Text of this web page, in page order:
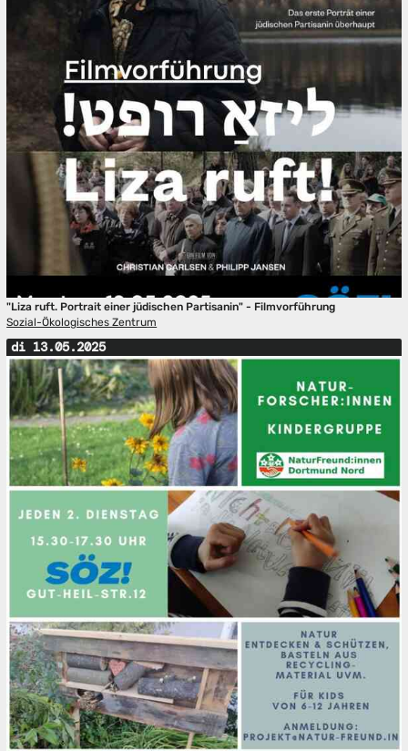
"Liza ruft. Portrait einer jüdischen Partisanin" - Filmvorführung
Sozial-Ökologisches Zentrum
di 13.05.2025